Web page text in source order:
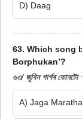
D) Daag
63. Which song
Borphukan’?
৬৩/ জুবিন গাৰ্গৰ কোনটো
A) Jaga Maratha